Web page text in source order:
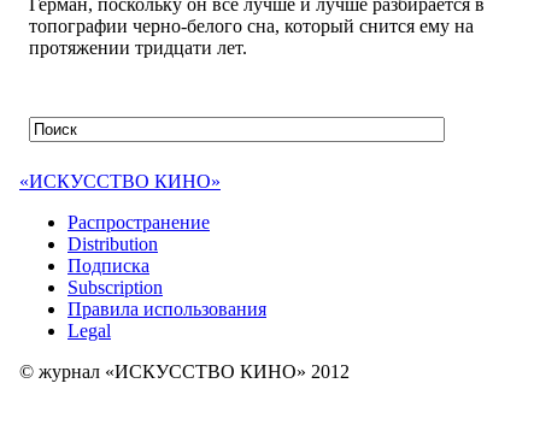
Герман, поскольку он все лучше и лучше разбирается в
топографии черно-белого сна, который снится ему на
протяжении тридцати лет.
«ИСКУССТВО КИНО»
Распространение
Distribution
Подписка
Subscription
Правила использования
Legal
© журнал «ИСКУССТВО КИНО» 2012